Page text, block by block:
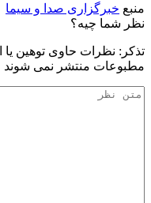
منبع خبرگزاری صدا و سیما
نظر شما چیه؟
تذكر: نظرات حاوی توهين يا
مطبوعات منتشر نمی شوند